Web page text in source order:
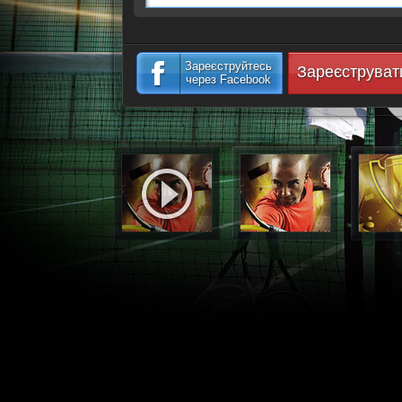
Зареєструйтесь
через Facebook